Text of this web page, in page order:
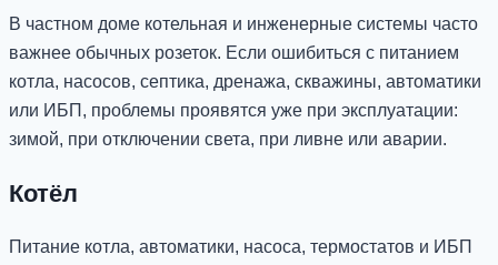
В частном доме котельная и инженерные системы часто
важнее обычных розеток. Если ошибиться с питанием
котла, насосов, септика, дренажа, скважины, автоматики
или ИБП, проблемы проявятся уже при эксплуатации:
зимой, при отключении света, при ливне или аварии.
Котёл
Питание котла, автоматики, насоса, термостатов и ИБП